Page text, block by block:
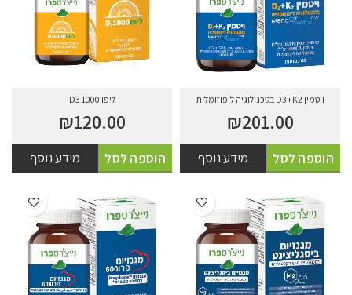
ויטמין D3+K2 בטכנולוגיה ליפוזומלית
₪201.00
הוספה לסל מידע נוסף
ליפו 1000 D3
₪120.00
הוספה לסל מידע נוסף